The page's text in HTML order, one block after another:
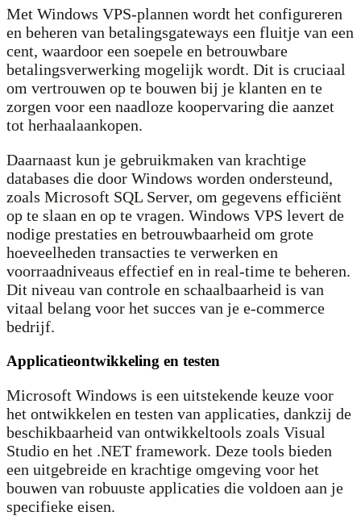
Met Windows VPS-plannen wordt het configureren
en beheren van betalingsgateways een fluitje van een
cent, waardoor een soepele en betrouwbare
betalingsverwerking mogelijk wordt. Dit is cruciaal
om vertrouwen op te bouwen bij je klanten en te
zorgen voor een naadloze koopervaring die aanzet
tot herhaalaankopen.
Daarnaast kun je gebruikmaken van krachtige
databases die door Windows worden ondersteund,
zoals Microsoft SQL Server, om gegevens efficiënt
op te slaan en op te vragen. Windows VPS levert de
nodige prestaties en betrouwbaarheid om grote
hoeveelheden transacties te verwerken en
voorraadniveaus effectief en in real-time te beheren.
Dit niveau van controle en schaalbaarheid is van
vitaal belang voor het succes van je e-commerce
bedrijf.
Applicatieontwikkeling en testen
Microsoft Windows is een uitstekende keuze voor
het ontwikkelen en testen van applicaties, dankzij de
beschikbaarheid van ontwikkeltools zoals Visual
Studio en het .NET framework. Deze tools bieden
een uitgebreide en krachtige omgeving voor het
bouwen van robuuste applicaties die voldoen aan je
specifieke eisen.